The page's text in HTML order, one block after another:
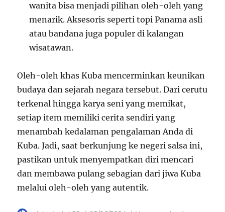
wanita bisa menjadi pilihan oleh-oleh yang
menarik. Aksesoris seperti topi Panama asli
atau bandana juga populer di kalangan
wisatawan.
Oleh-oleh khas Kuba mencerminkan keunikan
budaya dan sejarah negara tersebut. Dari cerutu
terkenal hingga karya seni yang memikat,
setiap item memiliki cerita sendiri yang
menambah kedalaman pengalaman Anda di
Kuba. Jadi, saat berkunjung ke negeri salsa ini,
pastikan untuk menyempatkan diri mencari
dan membawa pulang sebagian dari jiwa Kuba
melalui oleh-oleh yang autentik.